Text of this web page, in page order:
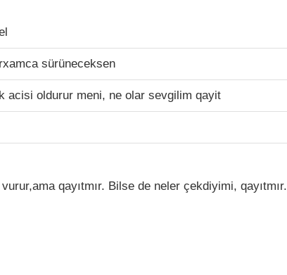
sürüneceksen
acisi oldurur meni, ne olar sevgilim qayit
qayıtmır. Bilse de neler çekdiyimi, qayıtmır.